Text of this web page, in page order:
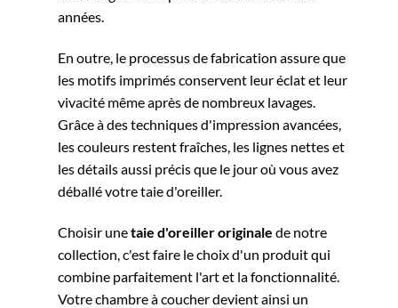
années.
En outre, le processus de fabrication assure que
les motifs imprimés conservent leur éclat et leur
vivacité même après de nombreux lavages.
Grâce à des techniques d'impression avancées,
les couleurs restent fraîches, les lignes nettes et
les détails aussi précis que le jour où vous avez
déballé votre taie d'oreiller.
Choisir unetaie d'oreiller originale de notre
collection, c'est faire le choix d'un produit qui
combine parfaitement l'art et la fonctionnalité.
Votre chambre à coucher devient ainsi un